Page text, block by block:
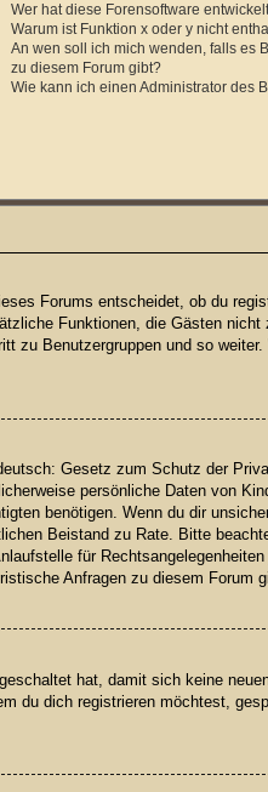
Wer hat diese Forensoftware
Warum ist Funktion x oder y nicht
An wen soll ich mich wenden, falls es
zu diesem Forum gibt?
Wie kann ich einen Administrator des
Forums entscheidet, ob du
Funktionen, die Gästen nicht
zu Benutzergruppen und so
Gesetz zum Schutz der
persönliche Daten von
benötigen. Wenn du dir
Beistand zu Rate. Bitte
für
Anfragen zu diesem Forum
hat, damit sich keine
du dich registrieren möchtest,